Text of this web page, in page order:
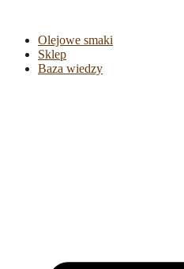
Olejowe smaki
Sklep
Baza wiedzy